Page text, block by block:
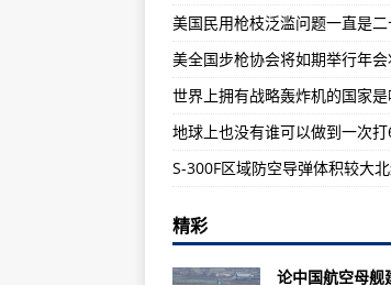
武警广西总队防
【学者推荐】中
【香樟推文】中
美全国步枪协会将如期举行年
地球上也没有谁可以做到一次打
S-300F区域防空导弹体积较大
精彩
论中国航空母